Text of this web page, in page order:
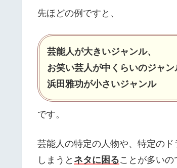
先ほどの例ですと、
芸能人が大きいジャンル、
お笑い芸人が中くらいのジャン
浜田雅功が小さいジャンル
です。
芸能人の特定の人物や、特定の
しまうと ネタに困ることが多いの